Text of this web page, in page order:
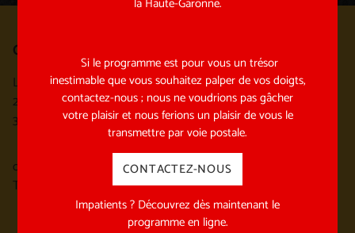
Où nous trouver ?
La Maison du Grenier
2 rue George Sand
31170 Tournefeuille
contact@grenierdetoulouse.fr
Tel : 05 31 22 10 15
Si le programme est pour vous un trésor
inestimable que vous souhaitez palper de vos doigts,
contactez-nous ; nous ne voudrions pas gâcher
votre plaisir et nous ferions un plaisir de vous le
transmettre par voie postale.
CONTACTEZ-NOUS
Impatients ? Découvrez dès maintenant le
programme en ligne.